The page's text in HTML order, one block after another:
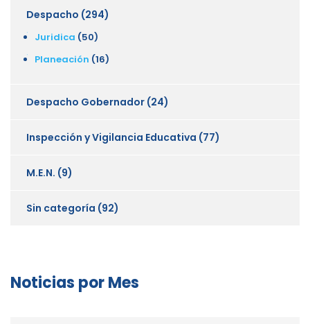
Despacho (294)
Juridica (50)
Planeación (16)
Despacho Gobernador (24)
Inspección y Vigilancia Educativa (77)
M.E.N. (9)
Sin categoría (92)
Noticias por Mes